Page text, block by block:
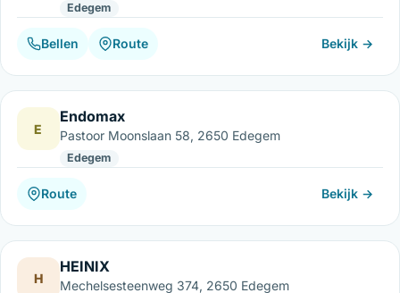
Edegem
Bellen Route Bekijk →
E
Endomax
Pastoor Moonslaan 58, 2650 Edegem
Edegem
Route Bekijk →
H
HEINIX
Mechelsesteenweg 374, 2650 Edegem